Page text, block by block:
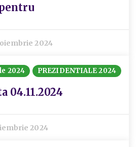
2024
2024 PREZIDENTIALE 2024
04.11.2024
2024